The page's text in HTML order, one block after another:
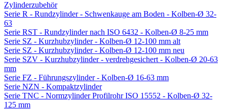
Zylinderzubehör
Serie R - Rundzylinder - Schwenkauge am Boden - Kolben-Ø 32-
63
Serie RST - Rundzylinder nach ISO 6432 - Kolben-Ø 8-25 mm
Serie SZ - Kurzhubzylinder - Kolben-Ø 12-100 mm alt
Serie SZ - Kurzhubzylinder - Kolben-Ø 12-100 mm neu
Serie SZV - Kurzhubzylinder - verdrehgesichert - Kolben-Ø 20-63
mm
Serie FZ - Führungszylinder - Kolben-Ø 16-63 mm
Serie NZN - Kompaktzylinder
Serie TNC - Normzylinder Profilrohr ISO 15552 - Kolben-Ø 32-
125 mm